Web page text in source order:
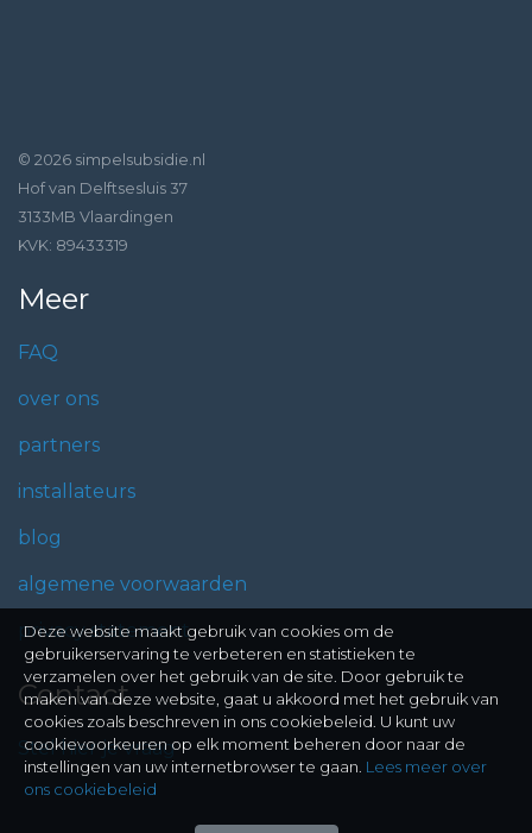
© 2026 simpelsubsidie.nl
Hof van Delftsesluis 37
3133MB Vlaardingen
KVK: 89433319
Meer
FAQ
over ons
partners
installateurs
blog
algemene voorwaarden
privacy statement
Contact
Stel hier je vraag
Deze website maakt gebruik van cookies om de
gebruikerservaring te verbeteren en statistieken te
verzamelen over het gebruik van de site. Door gebruik te
maken van deze website, gaat u akkoord met het gebruik van
cookies zoals beschreven in ons cookiebeleid. U kunt uw
cookievoorkeuren op elk moment beheren door naar de
instellingen van uw internetbrowser te gaan. Lees meer over
ons cookiebeleid